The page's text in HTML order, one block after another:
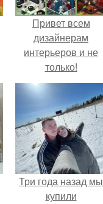
Привет всем
дизайнерам
интерьеров и не
только!
Три года назад мы
купили